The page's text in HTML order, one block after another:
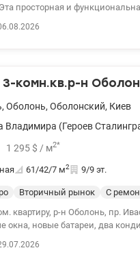
просторная и
время, квартира
комн.кв.р-н
, Оболонь, Оболонский, Киев
Владимира (Героев
1 295 $ / м2*
61/42/7 м2 9/9 эт.
Вторичный рынок С
квартиру, р-н Оболонь, пр.
батареи, два кондиционера. Вся инфраструктура в